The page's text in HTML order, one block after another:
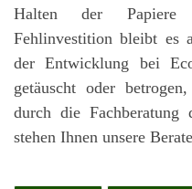
Halten der Papiere
Fehlinvestition bleibt es
der Entwicklung bei
getäuscht oder
durch die
stehen Ihnen unsere